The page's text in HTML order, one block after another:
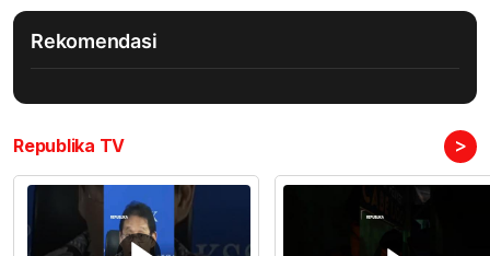
Rekomendasi
Republika TV >